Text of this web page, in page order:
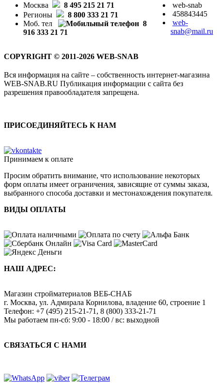
Москва
8 495 215 21 71
Регионы
8 800 333 21 71
Моб. тел
8
916 333 21 71
web-snab
458843445
web-
snab@mail.ru
COPYRIGHT © 2011-2026 WEB-SNAB
Вся информация на сайте – собственность интернет-магазина
WEB-SNAB.RU Публикация информации с сайта без
разрешения правообладателя запрещена.
ПРИСОЕДИНЯЙТЕСЬ К НАМ
Принимаем к оплате
Просим обратить внимание, что использование некоторых
форм оплаты имеет ограничения, зависящие от суммы заказа,
выбранного способа доставки и местонахождения покупателя.
ВИДЫ ОПЛАТЫ
НАШ АДРЕС:
Магазин стройматериалов ВЕБ-СНАБ
г. Москва, ул. Адмирала Корнилова, владение 60, строение 1
Телефон: +7 (495) 215-21-71 , 8 (800) 333-21-71
Мы работаем пн-сб: 9:00 - 18:00 / вс: выходной
СВЯЗАТЬСЯ С НАМИ